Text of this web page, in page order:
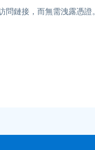
問鏈接，而無需洩露憑證。